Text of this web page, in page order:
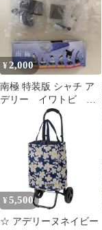
¥2,000
南極 特装版 シャチ ア
デリー イワトビ
NANKYOKU 水族館ガ
チャガチャ
¥ 5,500
☆ アデリーヌネイビー